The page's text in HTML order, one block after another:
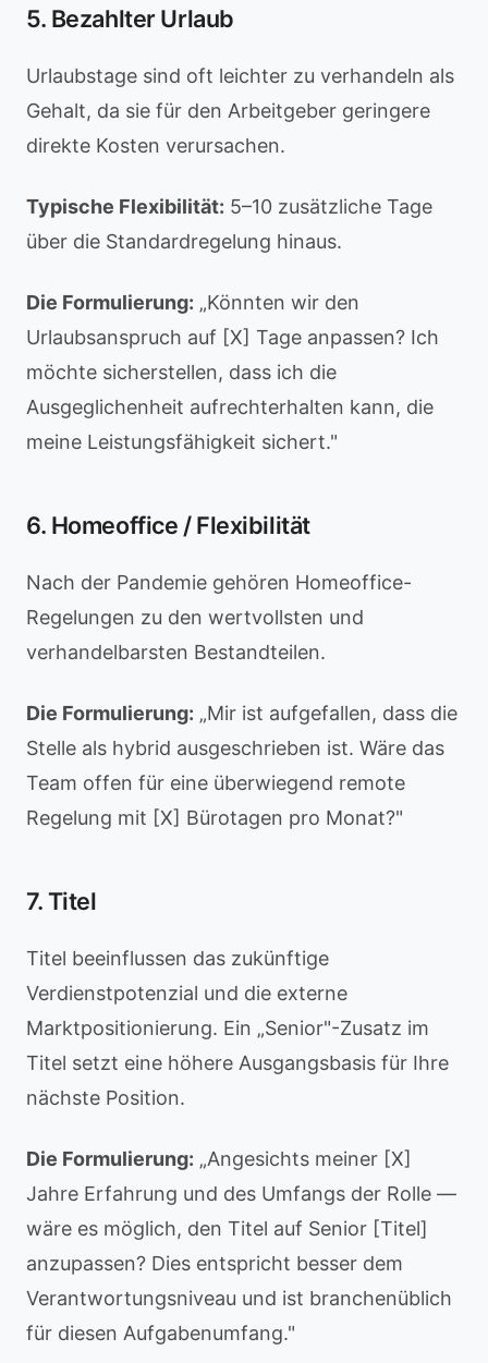
5. Bezahlter Urlaub
Urlaubstage sind oft leichter zu verhandeln als
Gehalt, da sie für den Arbeitgeber geringere
direkte Kosten verursachen.
Typische Flexibilität: 5–10 zusätzliche Tage
über die Standardregelung hinaus.
Die Formulierung: „Könnten wir den
Urlaubsanspruch auf [X] Tage anpassen? Ich
möchte sicherstellen, dass ich die
Ausgeglichenheit aufrechterhalten kann, die
meine Leistungsfähigkeit sichert."
6. Homeoffice / Flexibilität
Nach der Pandemie gehören Homeoffice-
Regelungen zu den wertvollsten und
verhandelbarsten Bestandteilen.
Die Formulierung: „Mir ist aufgefallen, dass die
Stelle als hybrid ausgeschrieben ist. Wäre das
Team offen für eine überwiegend remote
Regelung mit [X] Bürotagen pro Monat?"
7. Titel
Titel beeinflussen das zukünftige
Verdienstpotenzial und die externe
Marktpositionierung. Ein „Senior"-Zusatz im
Titel setzt eine höhere Ausgangsbasis für Ihre
nächste Position.
Die Formulierung: „Angesichts meiner [X]
Jahre Erfahrung und des Umfangs der Rolle —
wäre es möglich, den Titel auf Senior [Titel]
anzupassen? Dies entspricht besser dem
Verantwortungsniveau und ist branchenüblich
für diesen Aufgabenumfang."